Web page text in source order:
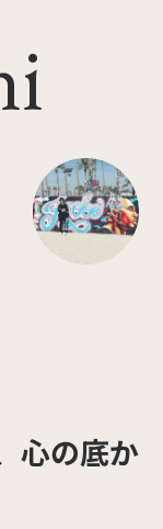
心の底か